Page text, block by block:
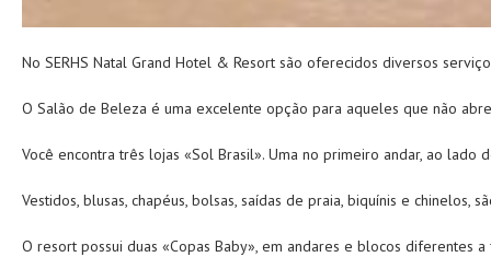
No SERHS Natal Grand Hotel & Resort são oferecidos diversos
O Salão de Beleza é uma excelente opção para aqueles que não
Você encontra três lojas «Sol Brasil». Uma no primeiro andar, ao lado
Vestidos, blusas, chapéus, bolsas, saídas de praia, biquínis e
O resort possui duas «Copas Baby», em andares e blocos diferentes